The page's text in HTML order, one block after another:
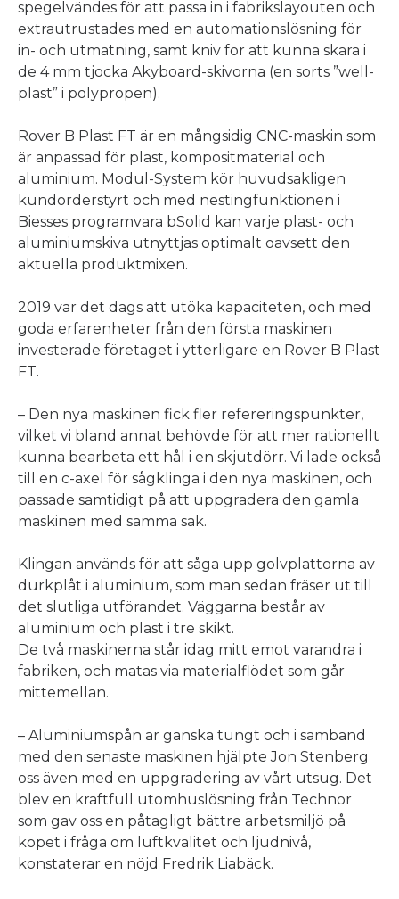
spegelvändes för att passa in i fabrikslayouten och
extrautrustades med en automationslösning för
in- och utmatning, samt kniv för att kunna skära i
de 4 mm tjocka Akyboard-skivorna (en sorts ”well-
plast” i polypropen).
Rover B Plast FT är en mångsidig CNC-maskin som
är anpassad för plast, kompositmaterial och
aluminium. Modul-System kör huvudsakligen
kundorderstyrt och med nestingfunktionen i
Biesses programvara bSolid kan varje plast- och
aluminiumskiva utnyttjas optimalt oavsett den
aktuella produktmixen.
2019 var det dags att utöka kapaciteten, och med
goda erfarenheter från den första maskinen
investerade företaget i ytterligare en Rover B Plast
FT.
– Den nya maskinen fick fler refereringspunkter,
vilket vi bland annat behövde för att mer rationellt
kunna bearbeta ett hål i en skjutdörr. Vi lade också
till en c-axel för sågklinga i den nya maskinen, och
passade samtidigt på att uppgradera den gamla
maskinen med samma sak.
Klingan används för att såga upp golvplattorna av
durkplåt i aluminium, som man sedan fräser ut till
det slutliga utförandet. Väggarna består av
aluminium och plast i tre skikt.
De två maskinerna står idag mitt emot varandra i
fabriken, och matas via materialflödet som går
mittemellan.
– Aluminiumspån är ganska tungt och i samband
med den senaste maskinen hjälpte Jon Stenberg
oss även med en uppgradering av vårt utsug. Det
blev en kraftfull utomhuslösning från Technor
som gav oss en påtagligt bättre arbetsmiljö på
köpet i fråga om luftkvalitet och ljudnivå,
konstaterar en nöjd Fredrik Liabäck.